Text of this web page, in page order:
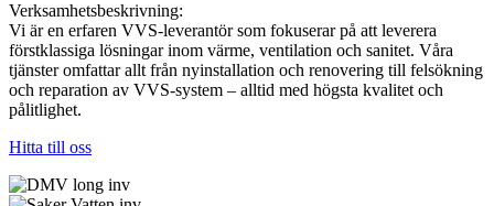
Verksamhetsbeskrivning:
Vi är en erfaren VVS-leverantör som fokuserar på att leverera
förstklassiga lösningar inom värme, ventilation och sanitet. Våra
tjänster omfattar allt från nyinstallation och renovering till felsökning
och reparation av VVS-system – alltid med högsta kvalitet och
pålitlighet.
Hitta till oss